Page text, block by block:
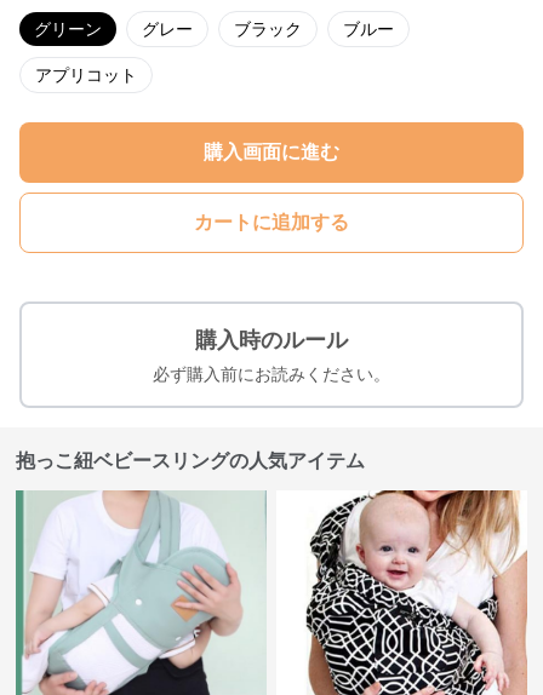
グリーン グレー ブラック ブルー
アプリコット
購入画面に進む
カートに追加する
購入時のルール
必ず購入前にお読みください。
抱っこ紐ベビースリングの人気アイテム